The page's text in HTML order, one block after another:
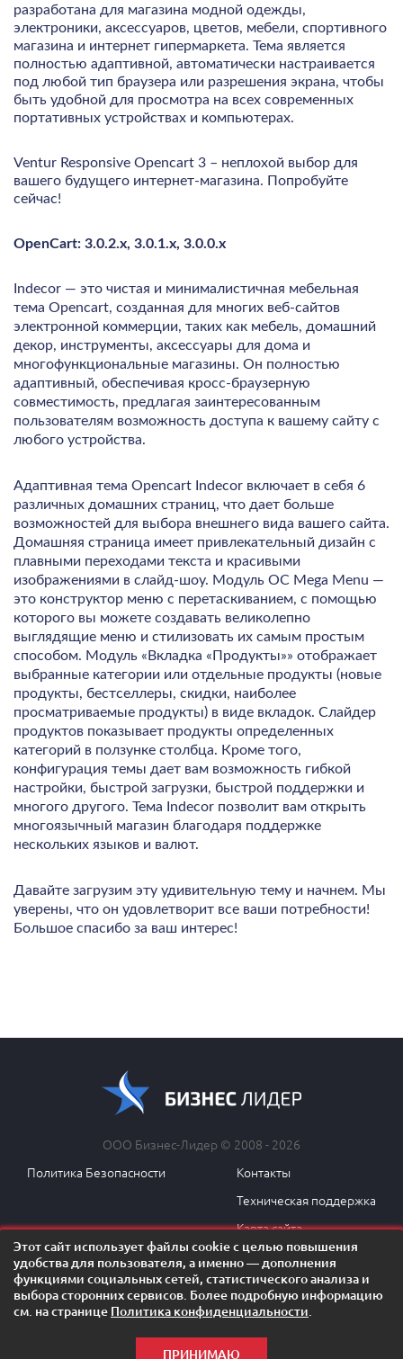
разработана для магазина модной одежды,
электроники, аксессуаров, цветов, мебели, спортивного
магазина и интернет гипермаркета. Тема является
полностью адаптивной, автоматически настраивается
под любой тип браузера или разрешения экрана, чтобы
быть удобной для просмотра на всех современных
портативных устройствах и компьютерах.
Ventur Responsive Opencart 3 – неплохой выбор для
вашего будущего интернет-магазина. Попробуйте
сейчас!
OpenCart: 3.0.2.x, 3.0.1.x, 3.0.0.x
Indecor — это чистая и минималистичная мебельная
тема Opencart, созданная для многих веб-сайтов
электронной коммерции, таких как мебель, домашний
декор, инструменты, аксессуары для дома и
многофункциональные магазины. Он полностью
адаптивный, обеспечивая кросс-браузерную
совместимость, предлагая заинтересованным
пользователям возможность доступа к вашему сайту с
любого устройства.
Адаптивная тема Opencart Indecor включает в себя 6
различных домашних страниц, что дает больше
возможностей для выбора внешнего вида вашего сайта.
Домашняя страница имеет привлекательный дизайн с
плавными переходами текста и красивыми
изображениями в слайд-шоу. Модуль OC Mega Menu —
это конструктор меню с перетаскиванием, с помощью
которого вы можете создавать великолепно
выглядящие меню и стилизовать их самым простым
способом. Модуль «Вкладка «Продукты»» отображает
выбранные категории или отдельные продукты (новые
продукты, бестселлеры, скидки, наиболее
просматриваемые продукты) в виде вкладок. Слайдер
продуктов показывает продукты определенных
категорий в ползунке столбца. Кроме того,
конфигурация темы дает вам возможность гибкой
настройки, быстрой загрузки, быстрой поддержки и
многого другого. Тема Indecor позволит вам открыть
многоязычный магазин благодаря поддержке
нескольких языков и валют.
Давайте загрузим эту удивительную тему и начнем. Мы
уверены, что он удовлетворит все ваши потребности!
Большое спасибо за ваш интерес!
ООО Бизнес-Лидер © 2008 - 2026
Политика Безопасности
Контакты
Техническая поддержка
Карта сайта
ОСТАЛИСЬ ВОПРОСЫ?
Задать вопрос менеджеру!
Этот сайт использует файлы cookie с целью повышения
удобства для пользователя, а именно — дополнения
функциями социальных сетей, статистического анализа и
выбора сторонних сервисов. Более подробную информацию
см. на странице Политика конфиденциальности.
ПРИНИМАЮ